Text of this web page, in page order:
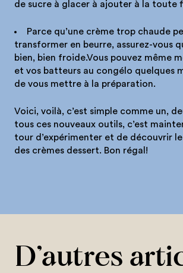
de sucre à glacer à ajouter à la toute
Parce qu’une crème trop chaude
transformer en beurre, assurez-vous
bien, bien froide.Vous pouvez même
et vos batteurs au congélo quelques
de vous mettre à la préparation.
Voici, voilà, c’est simple comme un,
tous ces nouveaux outils, c’est
tour d’expérimenter et de découvrir
des crèmes dessert. Bon régal!
D’autres